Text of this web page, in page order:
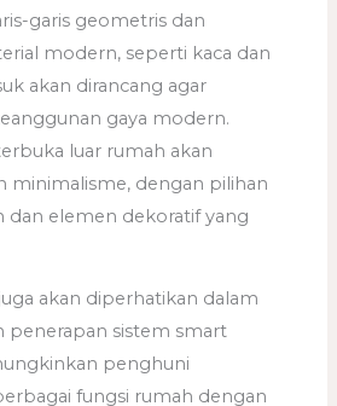
garis geometris dan
modern, seperti kaca dan
akan dirancang agar
gaya modern.
luar rumah akan
minimalisme, dengan pilihan
elemen dekoratif yang
akan diperhatikan dalam
penerapan sistem smart
penghuni
fungsi rumah dengan